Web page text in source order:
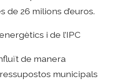
de 26 milions d’euros.
i de l’IPC
de manera
municipals